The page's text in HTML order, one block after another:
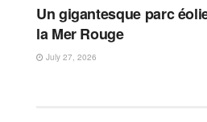
Un gigantesque parc
la Mer Rouge
July 27, 2026